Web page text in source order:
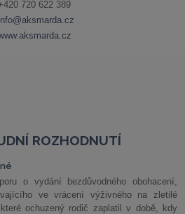
ROZHODNUTÍ
o vydání bezdůvodného obohacení,
ve vrácení výživného na zletilé
ochuzený rodič zaplatil v době, kdy